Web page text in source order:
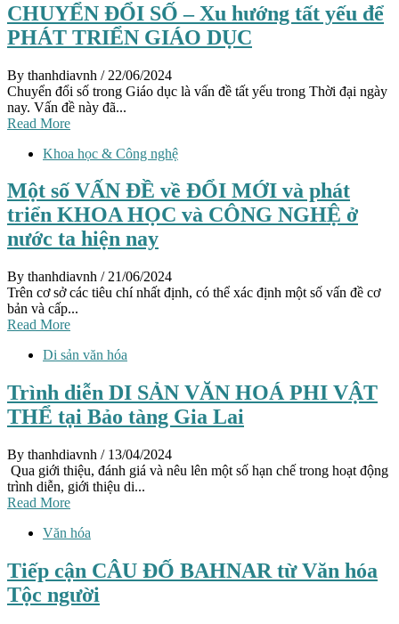
CHUYỂN ĐỔI SỐ – Xu hướng tất yếu để
PHÁT TRIỂN GIÁO DỤC
By thanhdiavnh / 22/06/2024
Chuyển đổi số trong Giáo dục là vấn đề tất yếu trong Thời đại ngày
nay. Vấn đề này đã...
Read More
Khoa học & Công nghệ
Một số VẤN ĐỀ về ĐỔI MỚI và phát
triển KHOA HỌC và CÔNG NGHỆ ở
nước ta hiện nay
By thanhdiavnh / 21/06/2024
Trên cơ sở các tiêu chí nhất định, có thể xác định một số vấn đề cơ
bản và cấp...
Read More
Di sản văn hóa
Trình diễn DI SẢN VĂN HOÁ PHI VẬT
THỂ tại Bảo tàng Gia Lai
By thanhdiavnh / 13/04/2024
Qua giới thiệu, đánh giá và nêu lên một số hạn chế trong hoạt động
trình diễn, giới thiệu di...
Read More
Văn hóa
Tiếp cận CÂU ĐỐ BAHNAR từ Văn hóa
Tộc người